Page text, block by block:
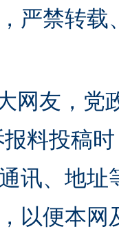
严禁转
网友，党
料投稿
讯、地
以便本